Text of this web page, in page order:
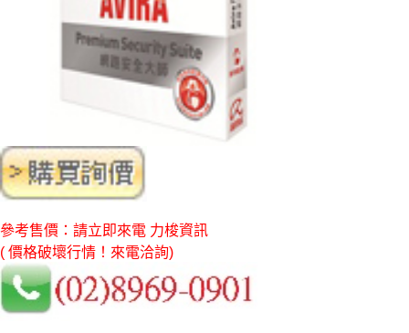
參考售價：請立即來電 力梭資訊
( 價格破壞行情！來電洽詢)